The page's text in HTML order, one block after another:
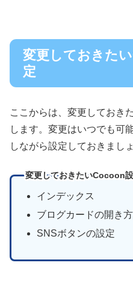
変更しておきた
定
ここからは、変更しておき
します。変更はいつでも可
しながら設定しておきましょ
変更しておきたいCocoon
インデックス
ブログカードの開き
SNSボタンの設定